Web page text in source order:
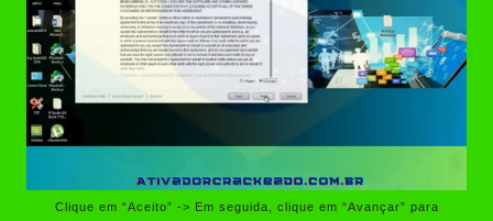
Clique em “Aceito” -> Em seguida, clique em “Avançar” para